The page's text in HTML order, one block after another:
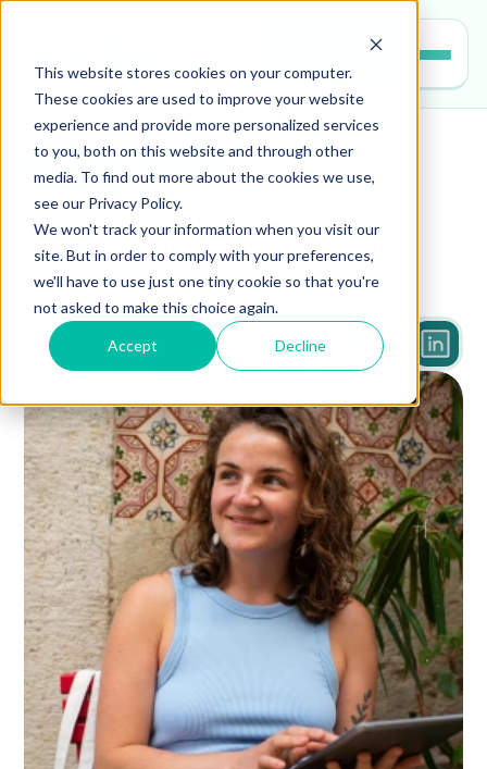
This website stores cookies on your computer.
These cookies are used to improve your website
experience and provide more personalized services
to you, both on this website and through other
media. To find out more about the cookies we use,
see our Privacy Policy.
We won't track your information when you visit our
site. But in order to comply with your preferences,
we'll have to use just one tiny cookie so that you're
not asked to make this choice again.
Accept Decline
gestao-escolar
10 indicadores de gestão
escolar para acompanhar e
analisar
5 min